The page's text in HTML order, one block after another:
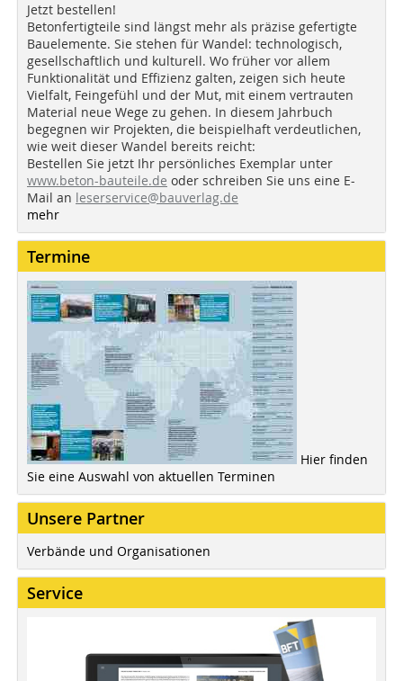
Jetzt bestellen!
Betonfertigteile sind längst mehr als präzise gefertigte
Bauelemente. Sie stehen für Wandel: technologisch,
gesellschaftlich und kulturell. Wo früher vor allem
Funktionalität und Effizienz galten, zeigen sich heute
Vielfalt, Feingefühl und der Mut, mit einem vertrauten
Material neue Wege zu gehen. In diesem Jahrbuch
begegnen wir Projekten, die beispielhaft verdeutlichen,
wie weit dieser Wandel bereits reicht:
Bestellen Sie jetzt Ihr persönliches Exemplar unter
www.beton-bauteile.de oder schreiben Sie uns eine E-
Mail an leserservice@bauverlag.de
mehr
Termine
Hier finden
Sie eine Auswahl von aktuellen Terminen
Unsere Partner
Verbände und Organisationen
Service